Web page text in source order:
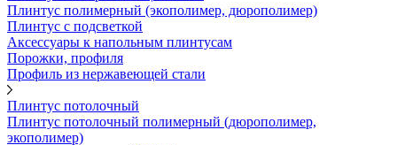
Плинтус полимерный (экополимер, дюрополимер)
Плинтус с подсветкой
Аксессуары к напольным плинтусам
Порожки, профиля
Профиль из нержавеющей стали
Плинтус потолочный
Плинтус потолочный полимерный (дюрополимер,
экополимер)